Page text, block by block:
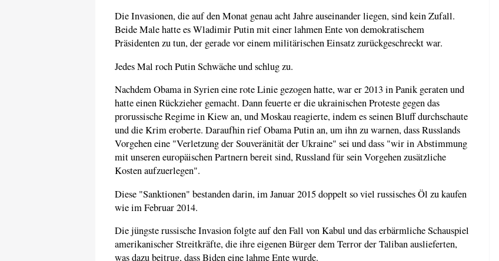
Die Invasionen, die auf den Monat genau acht Jahre auseinander liegen, sind kein Zufall.
Beide Male hatte es Wladimir Putin mit einer lahmen Ente von demokratischem
Präsidenten zu tun, der gerade vor einem militärischen Einsatz zurückgeschreckt war.
Jedes Mal roch Putin Schwäche und schlug zu.
Nachdem Obama in Syrien eine rote Linie gezogen hatte, war er 2013 in Panik geraten und
hatte einen Rückzieher gemacht. Dann feuerte er die ukrainischen Proteste gegen das
prorussische Regime in Kiew an, und Moskau reagierte, indem es seinen Bluff durchschaute
und die Krim eroberte. Daraufhin rief Obama Putin an, um ihn zu warnen, dass Russlands
Vorgehen eine "Verletzung der Souveränität der Ukraine" sei und dass "wir in Abstimmung
mit unseren europäischen Partnern bereit sind, Russland für sein Vorgehen zusätzliche
Kosten aufzuerlegen".
Diese "Sanktionen" bestanden darin, im Januar 2015 doppelt so viel russisches Öl zu kaufen
wie im Februar 2014.
Die jüngste russische Invasion folgte auf den Fall von Kabul und das erbärmliche Schauspiel
amerikanischer Streitkräfte, die ihre eigenen Bürger dem Terror der Taliban auslieferten,
was dazu beitrug, dass Biden eine lahme Ente wurde.